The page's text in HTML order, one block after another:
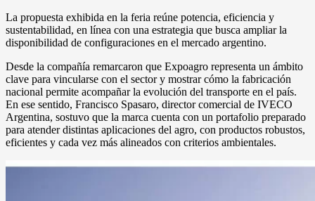
La propuesta exhibida en la feria reúne potencia, eficiencia y
sustentabilidad, en línea con una estrategia que busca ampliar la
disponibilidad de configuraciones en el mercado argentino.
Desde la compañía remarcaron que Expoagro representa un ámbito
clave para vincularse con el sector y mostrar cómo la fabricación
nacional permite acompañar la evolución del transporte en el país.
En ese sentido, Francisco Spasaro, director comercial de IVECO
Argentina, sostuvo que la marca cuenta con un portafolio preparado
para atender distintas aplicaciones del agro, con productos robustos,
eficientes y cada vez más alineados con criterios ambientales.